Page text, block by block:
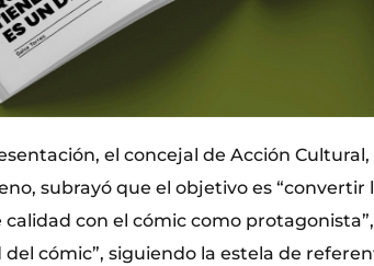
el concejal de Acción
subrayó que el objetivo es
con el cómic como
del cómic”, siguiendo la estela de